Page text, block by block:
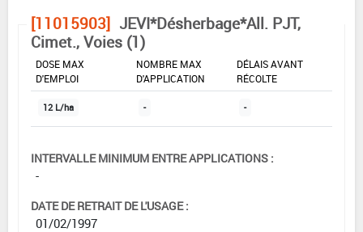
[11015903] JEVI*Désherbage*All. PJT,
Cimet., Voies (1)
DOSE MAX
D'EMPLOI
NOMBRE MAX
D'APPLICATION
DÉLAIS AVANT
RÉCOLTE
12 L/ha - -
INTERVALLE MINIMUM ENTRE APPLICATIONS :
-
DATE DE RETRAIT DE L'USAGE :
01/02/1997